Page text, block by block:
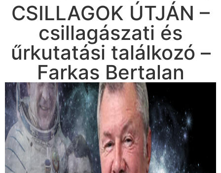
CSILLAGOK ÚTJÁN –
csillagászati és
űrkutatási találkozó –
Farkas Bertalan